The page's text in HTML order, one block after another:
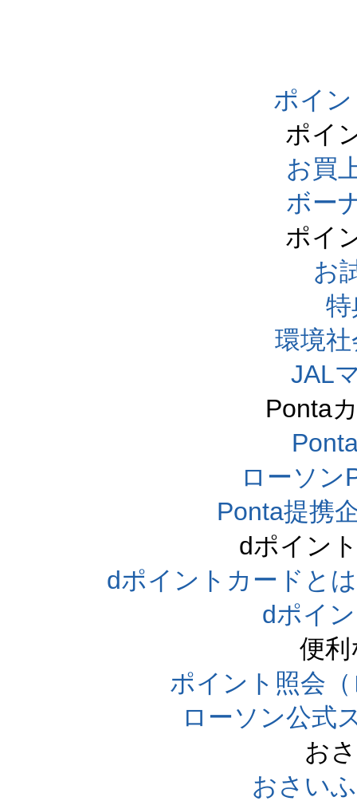
ポイ
ポイ
お買
ボー
ポイ
お
環境
JAL
Ponta
ローソン
Ponta提携
dポイン
dポイントカードと
dポイ
便
ポイント照会
ローソン公式
お
おさい